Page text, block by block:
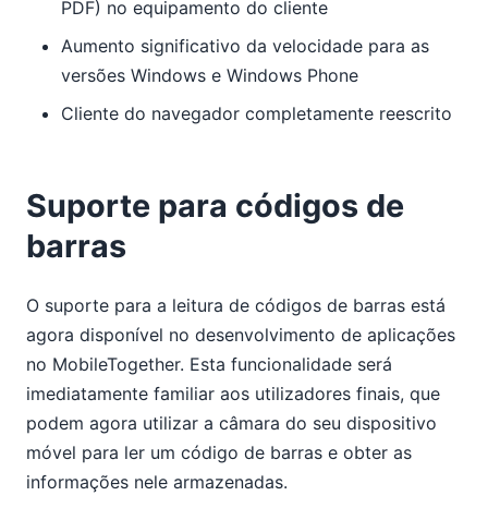
PDF) no equipamento do cliente
Aumento significativo da velocidade para as
versões Windows e Windows Phone
Cliente do navegador completamente reescrito
Suporte para códigos de
barras
O suporte para a leitura de códigos de barras está
agora disponível no desenvolvimento de aplicações
no MobileTogether. Esta funcionalidade será
imediatamente familiar aos utilizadores finais, que
podem agora utilizar a câmara do seu dispositivo
móvel para ler um código de barras e obter as
informações nele armazenadas.